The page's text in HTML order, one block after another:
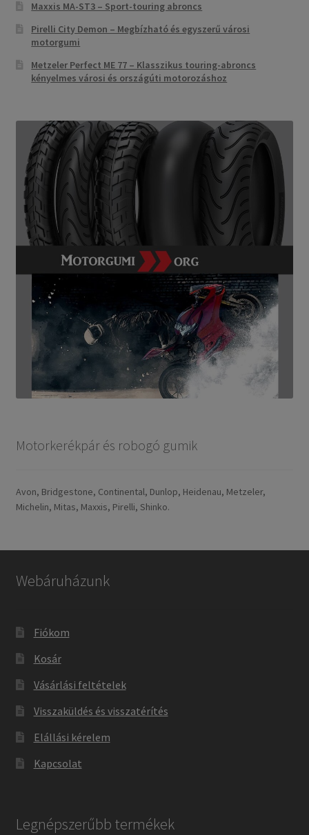
Maxxis MA-ST3 – Sport-touring abroncs
Pirelli City Demon – Megbízható és egyszerű városi
motorgumi
Metzeler Perfect ME 77 – Klasszikus touring-abroncs
kényelmes városi és országúti motorozáshoz
Motorkerékpár és robogó gumik
Avon, Bridgestone, Continental, Dunlop, Heidenau, Metzeler,
Michelin, Mitas, Maxxis, Pirelli, Shinko.
Webáruházunk
Fiókom
Kosár
Vásárlási feltételek
Visszaküldés és visszatérítés
Elállási kérelem
Kapcsolat
Legnépszerűbb termékek